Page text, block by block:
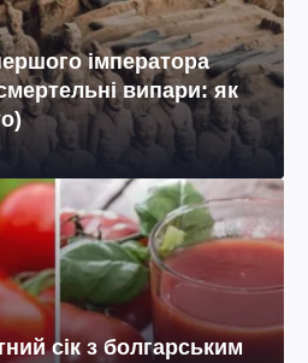
імператора
випари: як
сік з болгарським